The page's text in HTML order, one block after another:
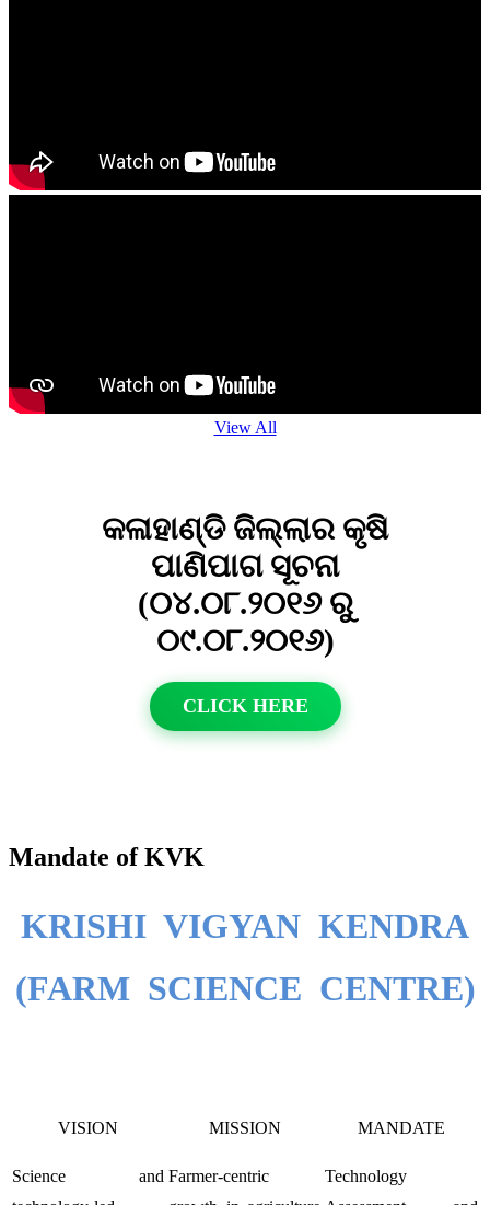
View All
କଳାହାଣ୍ଡି ଜିଲ୍ଲାର କୃଷି
ପାଣିପାଗ ସୂଚନା
(୦୪.୦୮.୨୦୧୬ ରୁ
୦୯.୦୮.୨୦୧୬)
CLICK HERE
Mandate of KVK
KRISHI VIGYAN KENDRA
(FARM SCIENCE CENTRE)
VISION
Science and
MISSION
Farmer-centric
MANDATE
Technology